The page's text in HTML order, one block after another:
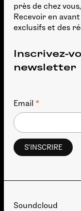
près de chez
Recevoir en
exclusifs et des
Inscrivez-
newsletter
Email *
Soundcloud